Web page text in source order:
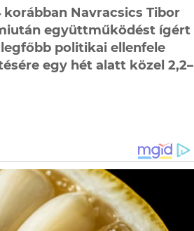
Navracsics Tibor
együttműködést ígért
politikai ellenfele
egy hét alatt közel 2,2–